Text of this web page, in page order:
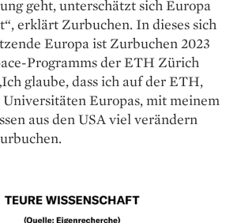
geht, unterschätzt sich Europa
erklärt Zur­buchen. In dieses sich
Europa ist Zur­buchen 2023
Programms der ETH Zürich
glaube, dass ich auf der ETH,
Europas, mit meinem
aus den USA viel verändern